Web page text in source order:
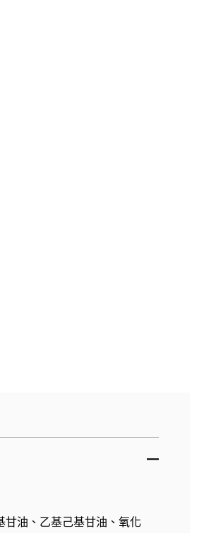
甘油、乙基己基甘油、氧化